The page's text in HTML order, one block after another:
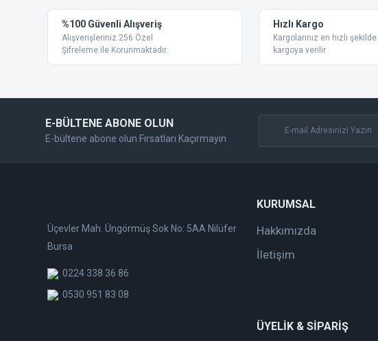
Ürün resmi kalitesiz, bozuk veya görüntülenemiyor.
Ürün açıklamasında eksik bilgiler bulunuyor.
Ürün bilgilerinde hatalar bulunuyor.
Ürün fiyatı diğer sitelerden daha pahalı.
%100 Güvenli Alışveriş
Alışverişleriniz 256 Özel
Şifreleme ile Korunmaktadır.
Hızlı Kargo
Kargolarınız en hızlı şekilde
kargoya verilir
E-BÜLTENE ABONE OLUN
E-bültene abone olun Fırsatları Kaçırmayın
Üçevler Mah. Üngörmüş Sok No: 5AA Nilüfer
Bursa
0224 338 36 86
0530 951 83 08
KURUMSAL
Hakkımızda
İletişim
ÜYELİK & SİPARİŞ